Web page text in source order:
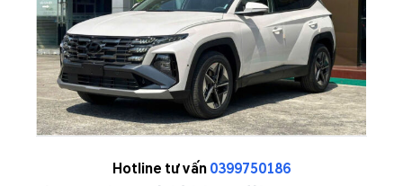
Hotline tư vấn 0399750186